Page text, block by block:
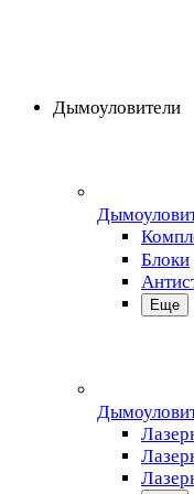
Дымоуловители
Блоки
Еще